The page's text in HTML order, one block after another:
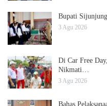
Bupati
3 Agu 2026
Di Car Free
Nikmati…
3 Agu 2026
Bahas